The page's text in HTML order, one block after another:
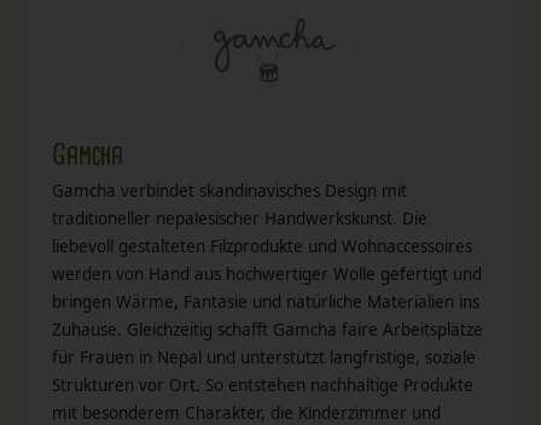
Gamcha
Gamcha verbindet skandinavisches Design mit
traditioneller nepalesischer Handwerkskunst. Die
liebevoll gestalteten Filzprodukte und Wohnaccessoires
werden von Hand aus hochwertiger Wolle gefertigt und
bringen Wärme, Fantasie und natürliche Materialien ins
Zuhause. Gleichzeitig schafft Gamcha faire Arbeitsplätze
für Frauen in Nepal und unterstützt langfristige, soziale
Strukturen vor Ort. So entstehen nachhaltige Produkte
mit besonderem Charakter, die Kinderzimmer und